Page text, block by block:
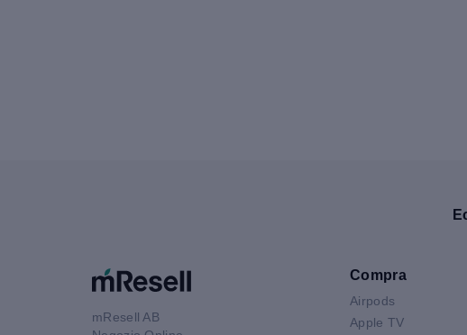
mResell AB
Compra
Airpods
Apple TV